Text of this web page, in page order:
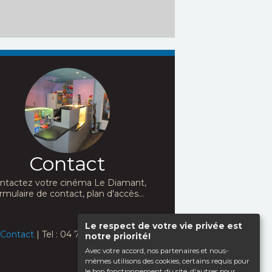
Le respect de votre vie privée est
notre priorité!
Avec votre accord, nos partenaires et nous-
mêmes utilisons des cookies, certains requis pour
Contact
votre cinéma Le Diamant,
de contact, plan d'accès...
Contact| Tel : 04 76 32 93 26